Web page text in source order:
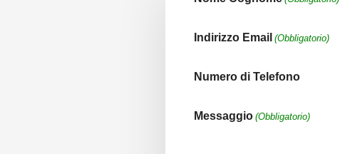
Indirizzo Email (Obbligatorio)
Numero di Telefono
Messaggio (Obbligatorio)